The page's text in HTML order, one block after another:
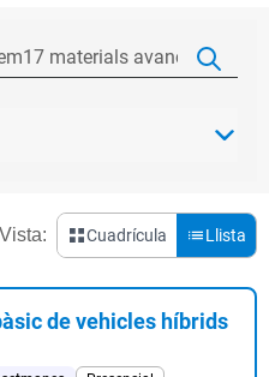
Vista: Cuadrícula Llista
de vehicles híbrids